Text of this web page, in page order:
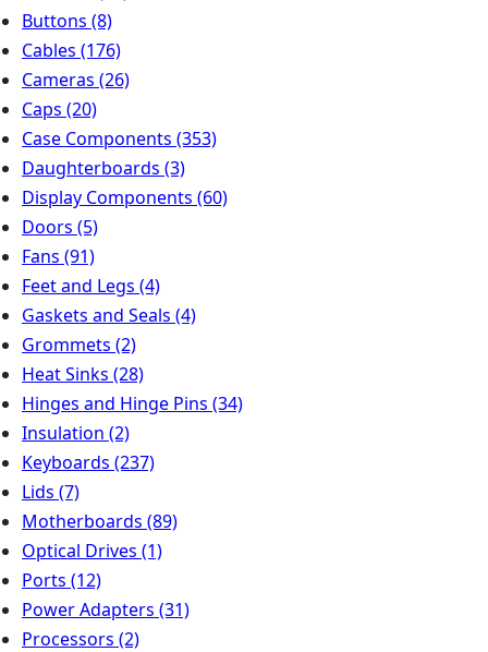
Buttons (8)
Cables (176)
Cameras (26)
Caps (20)
Case Components (353)
Daughterboards (3)
Display Components (60)
Doors (5)
Fans (91)
Feet and Legs (4)
Gaskets and Seals (4)
Grommets (2)
Heat Sinks (28)
Hinges and Hinge Pins (34)
Insulation (2)
Keyboards (237)
Lids (7)
Motherboards (89)
Optical Drives (1)
Ports (12)
Power Adapters (31)
Processors (2)